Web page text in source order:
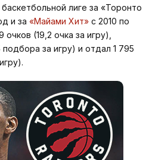
лиге за «Торонто
и за «Майами Хит» с 2010 по
(19,2 очка за игру),
за игру) и отдал 1 795